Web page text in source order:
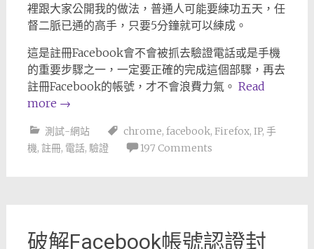
裡跟大家公開我的做法，普通人可能要練功五天，任
督二脈已通的高手，只要5分鐘就可以練成。
這是註冊Facebook會不會被抓去驗證電話或是手機
的重要步驟之一，一定要正確的完成這個部驟，再去
註冊Facebook的帳號，才不會浪費力氣。 Read
more →
測試-網站 chrome, facebook, Firefox, IP, 手
機, 註冊, 電話, 驗證 197 Comments
破解Facebook帳號認證封